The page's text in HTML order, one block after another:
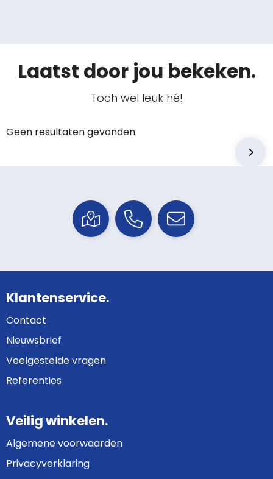
Laatst door jou bekeken.
Toch wel leuk hé!
Geen resultaten gevonden.
Klantenservice.
Contact
Nieuwsbrief
Veelgestelde vragen
Referenties
Veilig winkelen.
Algemene voorwaarden
Privacyverklaring